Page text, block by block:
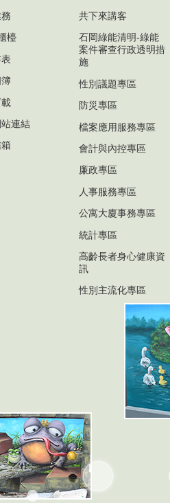
檯
連結
共下來講客
石岡綠能清明-綠能
案件審查行政透明措
施
性別議題專區
防災專區
檔案應用服務專區
會計與內控專區
廉政專區
人事服務專區
公寓大廈事務專區
統計專區
高齡長者身心健康資
訊
性別主流化專區